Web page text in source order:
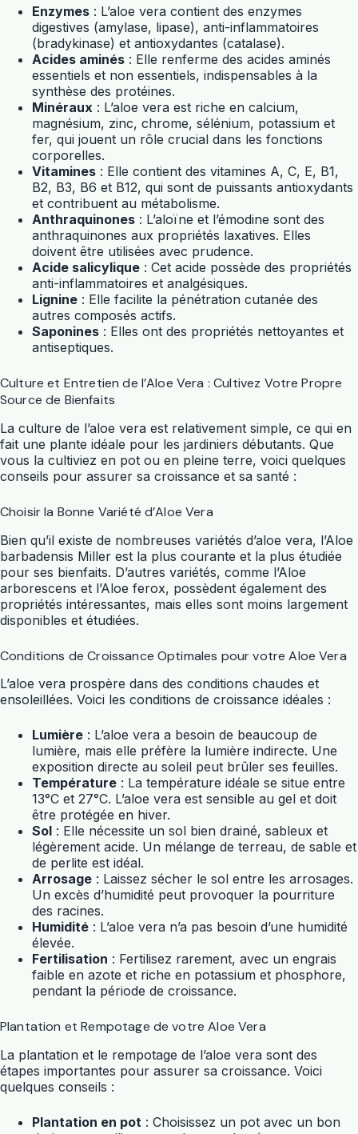
Enzymes : L’aloe vera contient des enzymes
digestives (amylase, lipase), anti-inflammatoires
(bradykinase) et antioxydantes (catalase).
Acides aminés : Elle renferme des acides aminés
essentiels et non essentiels, indispensables à la
synthèse des protéines.
Minéraux : L’aloe vera est riche en calcium,
magnésium, zinc, chrome, sélénium, potassium et
fer, qui jouent un rôle crucial dans les fonctions
corporelles.
Vitamines : Elle contient des vitamines A, C, E, B1,
B2, B3, B6 et B12, qui sont de puissants antioxydants
et contribuent au métabolisme.
Anthraquinones : L’aloïne et l’émodine sont des
anthraquinones aux propriétés laxatives. Elles
doivent être utilisées avec prudence.
Acide salicylique : Cet acide possède des propriétés
anti-inflammatoires et analgésiques.
Lignine : Elle facilite la pénétration cutanée des
autres composés actifs.
Saponines : Elles ont des propriétés nettoyantes et
antiseptiques.
Culture et Entretien de l’Aloe Vera : Cultivez Votre Propre
Source de Bienfaits
La culture de l’aloe vera est relativement simple, ce qui en
fait une plante idéale pour les jardiniers débutants. Que
vous la cultiviez en pot ou en pleine terre, voici quelques
conseils pour assurer sa croissance et sa santé :
Choisir la Bonne Variété d’Aloe Vera
Bien qu’il existe de nombreuses variétés d’aloe vera, l’Aloe
barbadensis Miller est la plus courante et la plus étudiée
pour ses bienfaits. D’autres variétés, comme l’Aloe
arborescens et l’Aloe ferox, possèdent également des
propriétés intéressantes, mais elles sont moins largement
disponibles et étudiées.
Conditions de Croissance Optimales pour votre Aloe Vera
L’aloe vera prospère dans des conditions chaudes et
ensoleillées. Voici les conditions de croissance idéales :
Lumière : L’aloe vera a besoin de beaucoup de
lumière, mais elle préfère la lumière indirecte. Une
exposition directe au soleil peut brûler ses feuilles.
Température : La température idéale se situe entre
13°C et 27°C. L’aloe vera est sensible au gel et doit
être protégée en hiver.
Sol : Elle nécessite un sol bien drainé, sableux et
légèrement acide. Un mélange de terreau, de sable et
de perlite est idéal.
Arrosage : Laissez sécher le sol entre les arrosages.
Un excès d’humidité peut provoquer la pourriture
des racines.
Humidité : L’aloe vera n’a pas besoin d’une humidité
élevée.
Fertilisation : Fertilisez rarement, avec un engrais
faible en azote et riche en potassium et phosphore,
pendant la période de croissance.
Plantation et Rempotage de votre Aloe Vera
La plantation et le rempotage de l’aloe vera sont des
étapes importantes pour assurer sa croissance. Voici
quelques conseils :
Plantation en pot : Choisissez un pot avec un bon